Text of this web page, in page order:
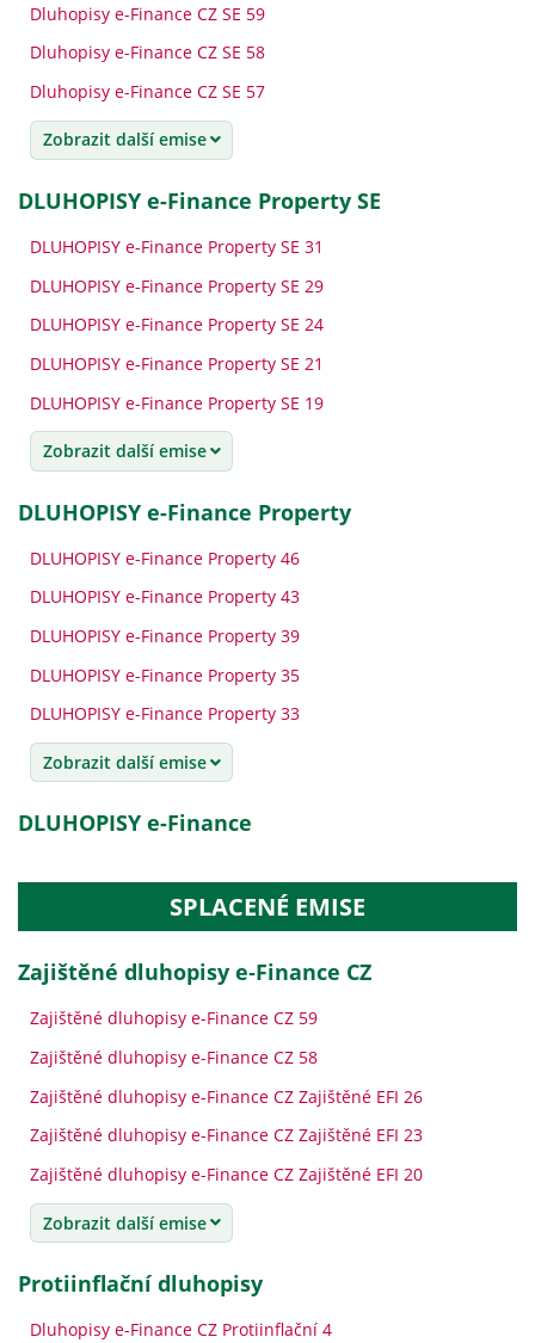
Dluhopisy e-Finance CZ SE 59
Dluhopisy e-Finance CZ SE 58
Dluhopisy e-Finance CZ SE 57
Zobrazit další emise
DLUHOPISY e-Finance Property SE
DLUHOPISY e-Finance Property SE 31
DLUHOPISY e-Finance Property SE 29
DLUHOPISY e-Finance Property SE 24
DLUHOPISY e-Finance Property SE 21
DLUHOPISY e-Finance Property SE 19
Zobrazit další emise
DLUHOPISY e-Finance Property
DLUHOPISY e-Finance Property 46
DLUHOPISY e-Finance Property 43
DLUHOPISY e-Finance Property 39
DLUHOPISY e-Finance Property 35
DLUHOPISY e-Finance Property 33
Zobrazit další emise
DLUHOPISY e-Finance
SPLACENÉ EMISE
Zajištěné dluhopisy e‑Finance CZ
Zajištěné dluhopisy e-Finance CZ 59
Zajištěné dluhopisy e-Finance CZ 58
Zajištěné dluhopisy e-Finance CZ Zajištěné EFI 26
Zajištěné dluhopisy e-Finance CZ Zajištěné EFI 23
Zajištěné dluhopisy e-Finance CZ Zajištěné EFI 20
Zobrazit další emise
Protiinflační dluhopisy
Dluhopisy e-Finance CZ Protiinflační 4